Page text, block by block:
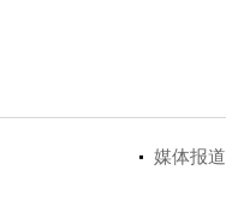
媒体报道